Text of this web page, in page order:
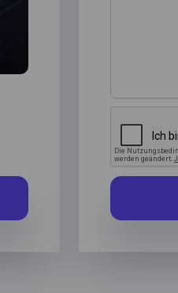
stores this information in
nor we will ever use
or link it to further data